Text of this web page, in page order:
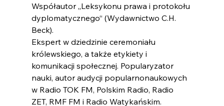
Współautor „Leksykonu prawa i protokołu
dyplomatycznego“ (Wydawnictwo C.H.
Beck).
Ekspert w dziedzinie ceremoniału
królewskiego, a także etykiety i
komunikacji społecznej. Popularyzator
nauki, autor audycji popularnonaukowych
w Radio TOK FM, Polskim Radio, Radio
ZET, RMF FM i Radio Watykańskim.